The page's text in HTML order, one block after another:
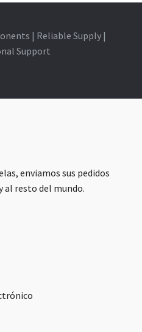
| Reliable Supply |
Support
enviamos sus pedidos
al resto del mundo.